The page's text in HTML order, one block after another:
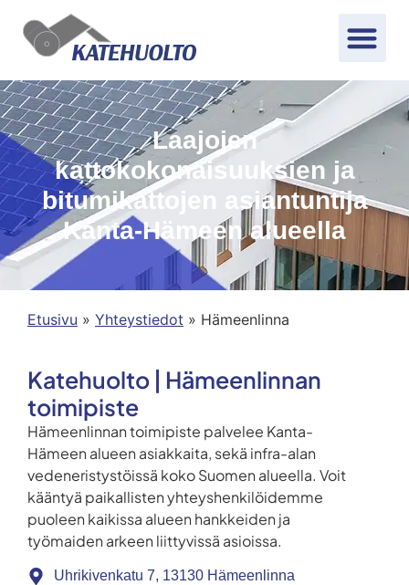
Laajojen
kattokokonaisuuksien ja
bitumikattojen asiantuntija
Kanta-Hämeen alueella
Etusivu » Yhteystiedot » Hämeenlinna
Katehuolto | Hämeenlinnan
toimipiste
Hämeenlinnan toimipiste palvelee Kanta-
Hämeen alueen asiakkaita, sekä infra-alan
vedeneristystöissä koko Suomen alueella. Voit
kääntyä paikallisten yhteyshenkilöidemme
puoleen kaikissa alueen hankkeiden ja
työmaiden arkeen liittyvissä asioissa.
Uhrikivenkatu 7, 13130 Hämeenlinna